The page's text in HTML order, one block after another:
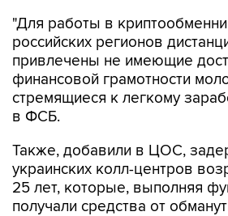
"Для работы в
российских регионов
привлечены не имеющие
финансовой грамотности
стремящиеся к легкому
в ФСБ.
Также, добавили в ЦОС,
украинских колл-центров
25 лет, которые, выполняя
получали средства от